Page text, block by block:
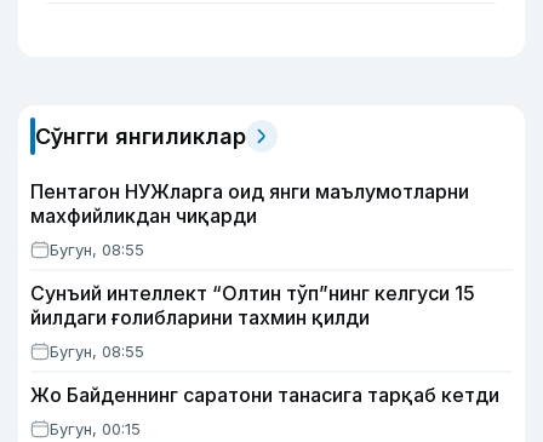
Сўнгги янгиликлар
Пентагон НУЖларга оид янги маълумотларни
махфийликдан чиқарди
Бугун, 08:55
Сунъий интеллект “Олтин тўп”нинг келгуси 15
йилдаги ғолибларини тахмин қилди
Бугун, 08:55
Жо Байденнинг саратони танасига тарқаб кетди
Бугун, 00:15